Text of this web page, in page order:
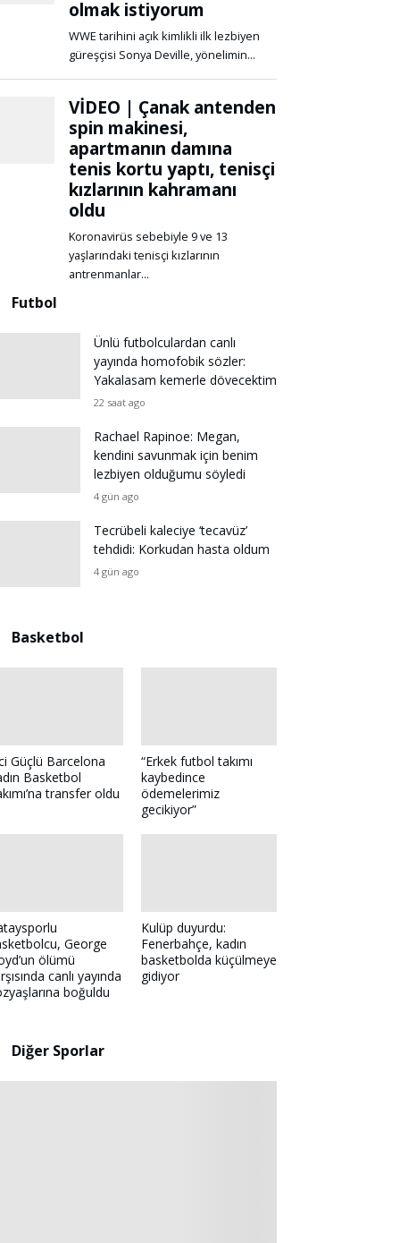
Futbol
Ünlü futbolculardan canlı
yayında homofobik sözler:
Yakalasam kemerle dövecektim
22 saat ago
Rachael Rapinoe: Megan,
kendini savunmak için benim
lezbiyen olduğumu söyledi
4 gün ago
Tecrübeli kaleciye ‘tecavüz’
tehdidi: Korkudan hasta oldum
4 gün ago
Basketbol
Güçlü Barcelona
Basketbol
transfer oldu
“Erkek futbol takımı
kaybedince
ödemelerimiz
gecikiyor”
George
ölümü
canlı yayında
boğuldu
Kulüp duyurdu:
Fenerbahçe, kadın
basketbolda küçülmeye
gidiyor
Diğer Sporlar